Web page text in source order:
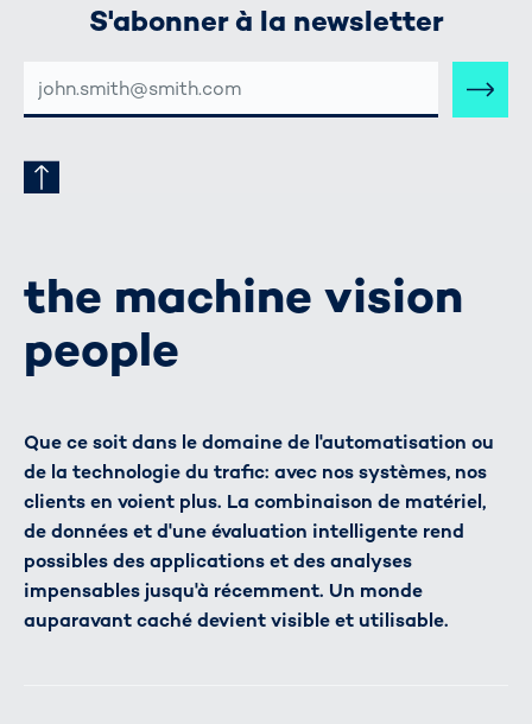
S'abonner à la newsletter
MAIL
the machine vision
people
Que ce soit dans le domaine de l'automatisation ou
de la technologie du trafic: avec nos systèmes, nos
clients en voient plus. La combinaison de matériel,
de données et d'une évaluation intelligente rend
possibles des applications et des analyses
impensables jusqu'à récemment. Un monde
auparavant caché devient visible et utilisable.